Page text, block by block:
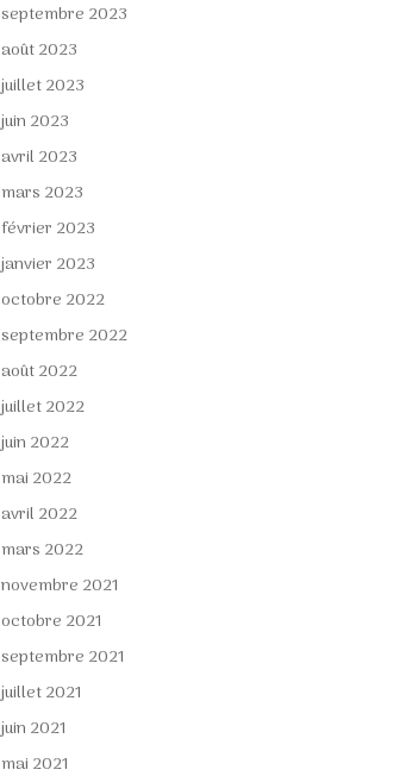
septembre 2023
août 2023
juillet 2023
juin 2023
avril 2023
mars 2023
février 2023
janvier 2023
octobre 2022
septembre 2022
août 2022
juillet 2022
juin 2022
mai 2022
avril 2022
mars 2022
novembre 2021
octobre 2021
septembre 2021
juillet 2021
juin 2021
mai 2021